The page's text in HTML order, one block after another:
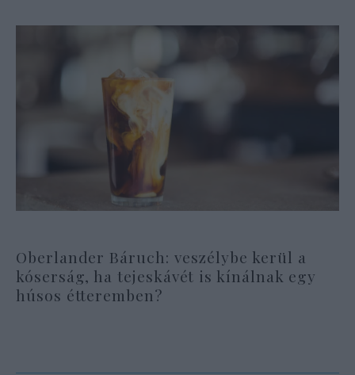
Oberlander Báruch: veszélybe kerül a
kóserság, ha tejeskávét is kínálnak egy
húsos étteremben?